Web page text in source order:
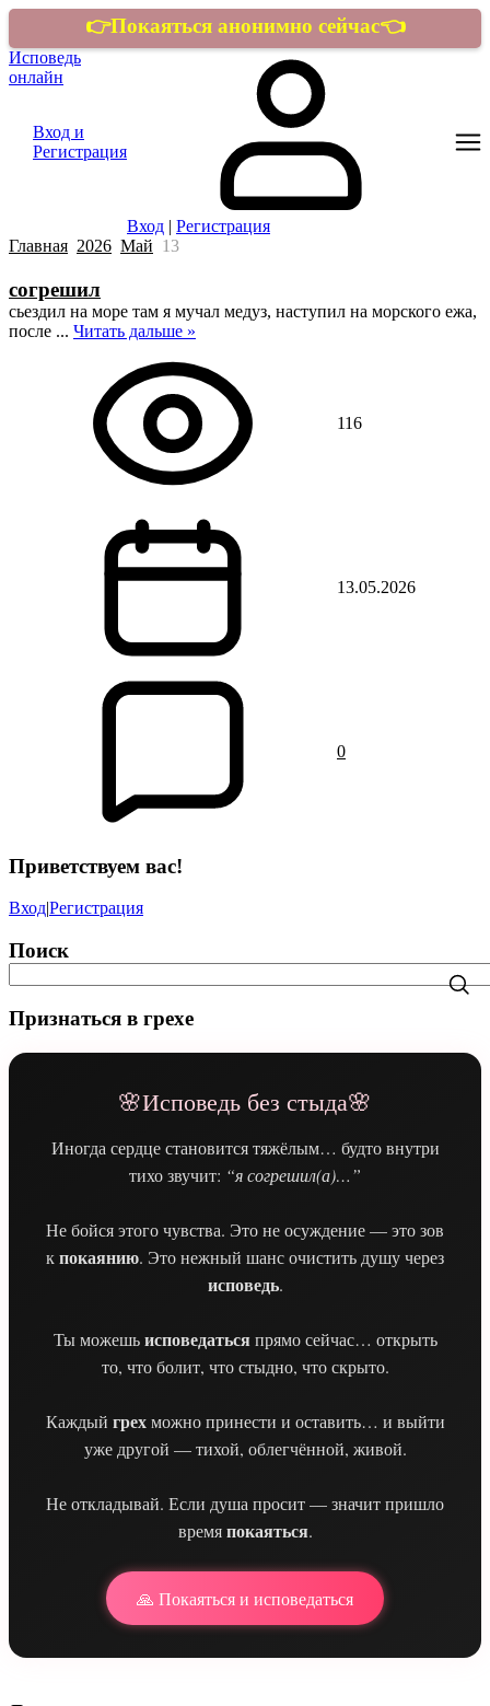
👉Покаяться анонимно сейчас👈
Исповедь
онлайн
Вход и
Регистрация
Вход | Регистрация
Главная 2026 Май 13
согрешил
сьездил на море там я мучал медуз, наступил на морского ежа,
после ... Читать дальше »
116
13.05.2026
0
Приветствуем вас!
Вход|Регистрация
Поиск
Признаться в грехе
🌸Исповедь без стыда🌸
Иногда сердце становится тяжёлым… будто внутри
тихо звучит: “я согрешил(а)…”
Не бойся этого чувства. Это не осуждение — это зов
кпокаянию. Это нежный шанс очистить душу через
исповедь.
Ты можешьисповедатьсяпрямо сейчас… открыть
то, что болит, что стыдно, что скрыто.
Каждый грехможно принести и оставить… и выйти
уже другой — тихой, облегчённой, живой.
Не откладывай. Если душа просит — значит пришло
времяпокаяться.
🙏 Покаяться и исповедаться